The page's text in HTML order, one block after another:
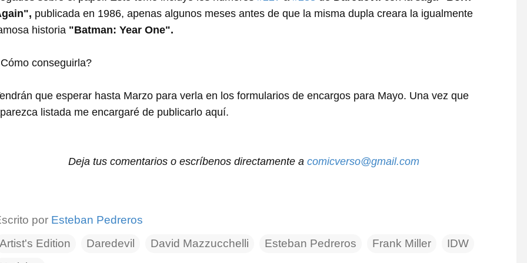
publicada en 1986, apenas algunos meses antes de que la misma dupla creara la igualmente
historia "Batman: Year One".
conseguirla?
que esperar hasta Marzo para verla en los formularios de encargos para Mayo. Una vez que
listada me encargaré de publicarlo aquí.
Deja tus comentarios o escríbenos directamente a comicverso@gmail.com
por Esteban Pedreros
Artist's Edition
Daredevil David Mazzucchelli Esteban Pedreros Frank Miller
IDW